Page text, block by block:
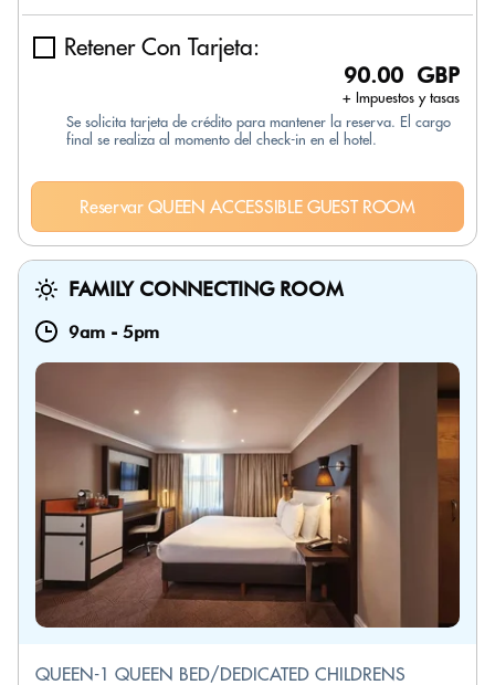
Retener Con Tarjeta:
90.00 GBP
+ Impuestos y tasas
Se solicita tarjeta de crédito para mantener la reserva. El cargo
final se realiza al momento del check-in en el hotel.
Reservar QUEEN ACCESSIBLE GUEST ROOM
FAMILY CONNECTING ROOM
9am - 5pm
QUEEN-1 QUEEN BED/DEDICATED CHILDRENS